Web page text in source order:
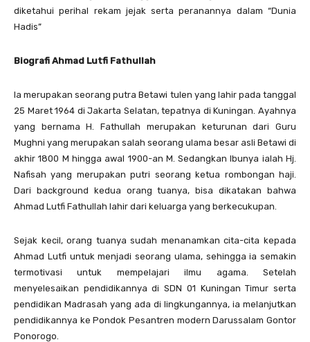
diketahui perihal rekam jejak serta peranannya dalam “Dunia
Hadis”
Biografi Ahmad Lutfi Fathullah
Ia merupakan seorang putra Betawi tulen yang lahir pada tanggal
25 Maret 1964 di Jakarta Selatan, tepatnya di Kuningan. Ayahnya
yang bernama H. Fathullah merupakan keturunan dari Guru
Mughni yang merupakan salah seorang ulama besar asli Betawi di
akhir 1800 M hingga awal 1900-an M. Sedangkan Ibunya ialah Hj.
Nafisah yang merupakan putri seorang ketua rombongan haji.
Dari background kedua orang tuanya, bisa dikatakan bahwa
Ahmad Lutfi Fathullah lahir dari keluarga yang berkecukupan.
Sejak kecil, orang tuanya sudah menanamkan cita-cita kepada
Ahmad Lutfi untuk menjadi seorang ulama, sehingga ia semakin
termotivasi untuk mempelajari ilmu agama. Setelah
menyelesaikan pendidikannya di SDN 01 Kuningan Timur serta
pendidikan Madrasah yang ada di lingkungannya, ia melanjutkan
pendidikannya ke Pondok Pesantren modern Darussalam Gontor
Ponorogo.